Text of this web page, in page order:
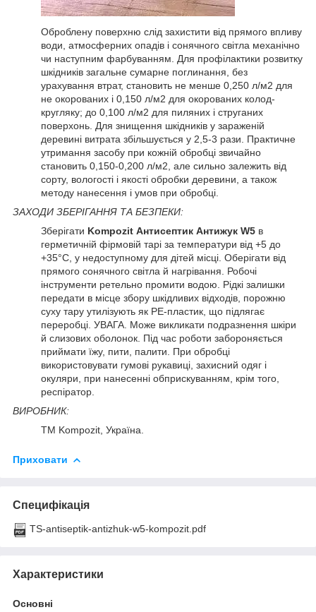
Оброблену поверхню слід захистити від прямого впливу
води, атмосферних опадів і сонячного світла механічно
чи наступним фарбуванням. Для профілактики розвитку
шкідників загальне сумарне поглинання, без
урахування втрат, становить не менше 0,250 л/м2 для
не окорованих і 0,150 л/м2 для окорованих колод-
кругляку; до 0,100 л/м2 для пиляних і струганих
поверхонь. Для знищення шкідників у зараженій
деревині витрата збільшується у 2,5-3 рази. Практичне
утримання засобу при кожній обробці звичайно
становить 0,150-0,200 л/м2 , але сильно залежить від
сорту, вологості і якості обробки деревини, а також
методу нанесення і умов при обробці.
ЗАХОДИ ЗБЕРІГАННЯ ТА БЕЗПЕКИ:
Зберігати Kompozit Антисептик Антижук W5 в
герметичній фірмовій тарі за температури від +5 до
+35°С, у недоступному для дітей місці. Оберігати від
прямого сонячного світла й нагрівання. Робочі
інструменти ретельно промити водою. Рідкі залишки
передати в місце збору шкідливих відходів, порожню
суху тару утилізують як PE-пластик, що підлягає
переробці. УВАГА. Може викликати подразнення шкіри
й слизових оболонок. Під час роботи забороняється
приймати їжу, пити, палити. При обробці
використовувати гумові рукавиці, захисний одяг і
окуляри, при нанесенні обприскуванням, крім того,
респіратор.
ВИРОБНИК:
ТМ Kompozit, Україна.
Приховати
Специфікація
TS-antiseptik-antizhuk-w5-kompozit.pdf
Характеристики
Основні